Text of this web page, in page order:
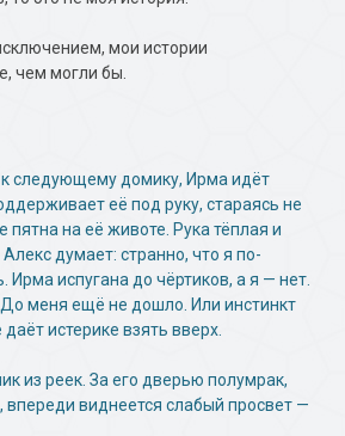
мои истории
чем могли бы.
следующему домику, Ирма идёт
её под руку, стараясь не
пятна на её животе. Рука тёплая и
думает: странно, что я по-
испугана до чёртиков, а я — нет.
меня ещё не дошло. Или инстинкт
истерике взять вверх.
из реек. За его дверью полумрак,
впереди виднеется слабый просвет —